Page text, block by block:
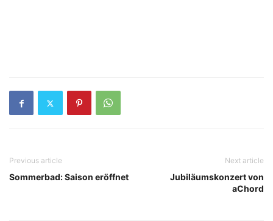
Previous article
Sommerbad: Saison eröffnet
Next article
Jubiläumskonzert von
aChord